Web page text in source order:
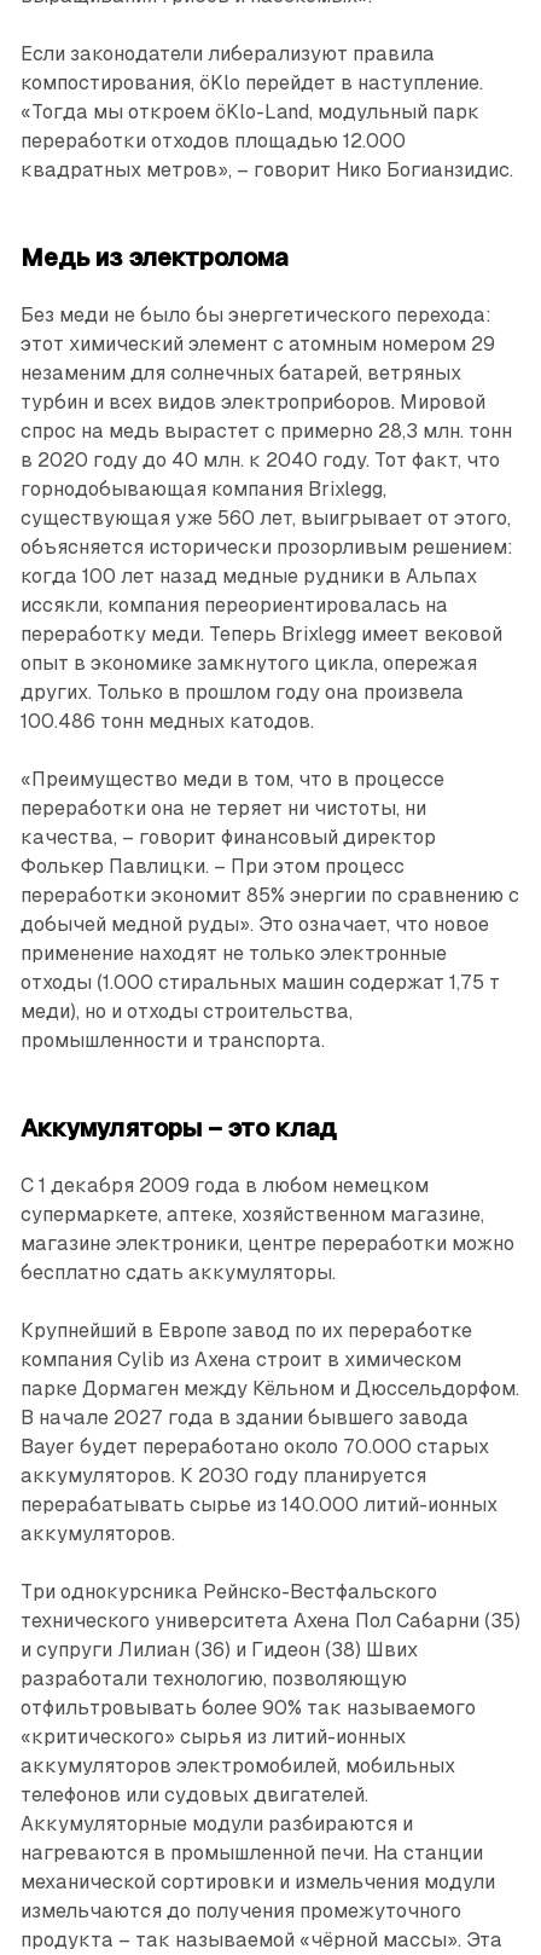
Если законодатели либерализуют правила
компостирования, öKlo перейдет в наступление.
«Тогда мы откроем öKlo-Land, модульный парк
переработки отходов площадью 12.000
квадратных метров», – говорит Нико Богианзидис.
Медь из электролома
Без меди не было бы энергетического перехода:
этот химический элемент с атомным номером 29
незаменим для солнечных батарей, ветряных
турбин и всех видов электроприборов. Мировой
спрос на медь вырастет с примерно 28,3 млн. тонн
в 2020 году до 40 млн. к 2040 году. Тот факт, что
горнодобывающая компания Brixlegg,
существующая уже 560 лет, выигрывает от этого,
объясняется исторически прозорливым решением:
когда 100 лет назад медные рудники в Альпах
иссякли, компания переориентировалась на
переработку меди. Теперь Brixlegg имеет вековой
опыт в экономике замкнутого цикла, опережая
других. Только в прошлом году она произвела
100.486 тонн медных катодов.
«Преимущество меди в том, что в процессе
переработки она не теряет ни чистоты, ни
качества, – говорит финансовый директор
Фолькер Павлицки. – При этом процесс
переработки экономит 85% энергии по сравнению с
добычей медной руды». Это означает, что новое
применение находят не только электронные
отходы (1.000 стиральных машин содержат 1,75 т
меди), но и отходы строительства,
промышленности и транспорта.
Аккумуляторы – это клад
С 1 декабря 2009 года в любом немецком
супермаркете, аптеке, хозяйственном магазине,
магазине электроники, центре переработки можно
бесплатно сдать аккумуляторы.
Крупнейший в Европе завод по их переработке
компания Cylib из Ахена строит в химическом
парке Дормаген между Кёльном и Дюссельдорфом.
В начале 2027 года в здании бывшего завода
Bayer будет переработано около 70.000 старых
аккумуляторов. К 2030 году планируется
перерабатывать сырье из 140.000 литий-ионных
аккумуляторов.
Три однокурсника Рейнско-Вестфальского
технического университета Ахена Пол Сабарни (35)
и супруги Лилиан (36) и Гидеон (38) Швих
разработали технологию, позволяющую
отфильтровывать более 90% так называемого
«критического» сырья из литий-ионных
аккумуляторов электромобилей, мобильных
телефонов или судовых двигателей.
Аккумуляторные модули разбираются и
нагреваются в промышленной печи. На станции
механической сортировки и измельчения модули
измельчаются до получения промежуточного
продукта – так называемой «чёрной массы». Эта